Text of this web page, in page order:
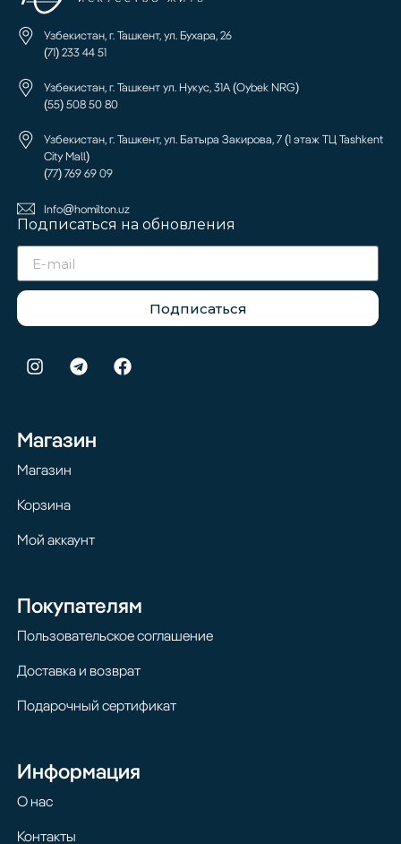
Узбекистан, г. Ташкент, ул. Бухара, 26
(71) 233 44 51
Узбекистан, г. Ташкент ул. Нукус, 31А (Oybek NRG)
(55) 508 50 80
Узбекистан, г. Ташкент, ул. Батыра Закирова, 7 (1 этаж ТЦ Tashkent
City Mall)
(77) 769 69 09
Info@homilton.uz
Подписаться на обновления
Подписаться
Магазин
Магазин
Корзина
Мой аккаунт
Покупателям
Пользовательское соглашение
Доставка и возврат
Подарочный сертификат
Информация
О нас
Контакты